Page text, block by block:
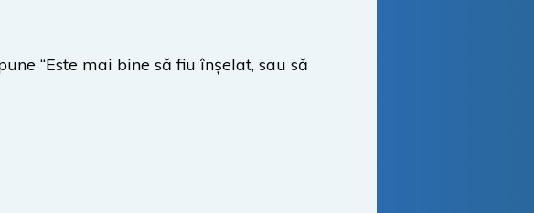
“Este mai bine să fiu înșelat, sau să